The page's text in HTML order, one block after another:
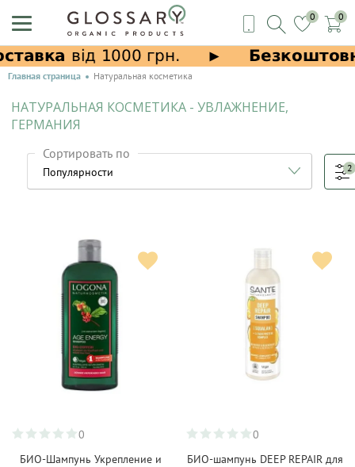
0 0
Главная страница Натуральная косметика
НАТУРАЛЬНАЯ КОСМЕТИКА - УВЛАЖНЕНИЕ,
ГЕРМАНИЯ
Сортировать по
2
0
БИО-Шампунь Укрепление и
0
БИО-шампунь DEEP REPAIR для